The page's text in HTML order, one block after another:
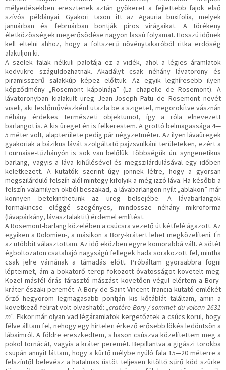
mélyedésekben eresztenek aztán gyökeret a fejlettebb fajok első
szívós példányai. Gyakori taxon itt az Agauria buxifolia, melyek
januárban és februárban bontják piros virágaikat. A törékeny
életközösségek megerősödése nagyon lassú folyamat. Hosszú időnek
kell eltelni ahhoz, hogy a foltszerű növénytakaróból ritka erdőség
alakuljon ki.
A szelek falak nélküli palotája ez a vidék, ahol a légies áramlatok
kedvükre száguldozhatnak. Akadályt csak néhány lávatorony és
piramisszerű salakkúp képez előttük. Az egyik leghíresebb ilyen
képződmény „Rosemont kápolnája” (La chapelle de Rosemont). A
lávatoronyban kialakult üreg Jean-Joseph Patu de Rosemont nevét
viseli, aki festőművészként utazta be a szigetet, megörökítve vásznán
néhány érdekes természeti objektumot, így a róla elnevezett
barlangot is. A kis üreget én is felkerestem. A grottó belmagassága 4—
5 méter volt, alapterülete pedig pár négyzetméter. Az ilyen lávaüregek
gyakoriak a bázikus lávát szolgáltató pajzsvulkáni területeken, ezért a
Fournaise-tűzhányón is sok van belőlük. Többségük ún. syngenetikus
barlang, vagyis a láva kihűlésével és megszilárdulásával egy időben
keletkezett. A kutatók szerint úgy jönnek létre, hogy a gyorsan
megszilárduló felszín alól mintegy kifolyik a még izzó láva. Ha később a
felszín valamilyen okból beszakad, a lávabarlangon nyílt „ablakon” már
könnyen betekinthetünk az üreg belsejébe. A lávabarlangok
formakincse eléggé szegényes, mindössze néhány mikroforma
(lávapárkány, lávasztalaktit) érdemel említést.
A Rosemont-barlang közelében a csúcsra vezető út kétfelé ágazott. Az
egyiken a Dolomieu-, a másikon a Bory-krátert lehet megközelíteni. Én
az utóbbit választottam. Az idő eközben egyre komorabbá vált. A sötét
égboltozaton csatahajó nagyságú fellegek hada sorakozott fel, mintha
csak jelre várnának a támadás előtt. Próbáltam gyorsabbra fogni
lépteimet, ám a bokatörő terep fokozott óvatosságot követelt meg.
Közel másfél órás fárasztó mászást követően végül elértem a Bory-
kráter északi peremét. A Bory de Saint-Vincent francia kutató emlékét
őrző hegyorom legmagasabb pontján kis kőtáblát találtam, amin a
következő felirat volt olvasható:„cratère Bory / sommet du volcan 2631
m”. Ekkor már olyan vad légáramlatok kergetőztek a csúcs körül, hogy
félve álltam fel, nehogy egy hirtelen érkező erősebb lökés ledöntsön a
lábaimról. A földre ereszkedtem, s hason csúszva közelítettem meg a
pokol tornácát, vagyis a kráter peremét. Bepillantva a gigászi torokba
csupán annyit láttam, hogy a kürtő mélybe nyúló fala 15—20 méterre a
felszíntől belevész a hatalmas üstöt teljesen kitöltő sűrű köd szürke